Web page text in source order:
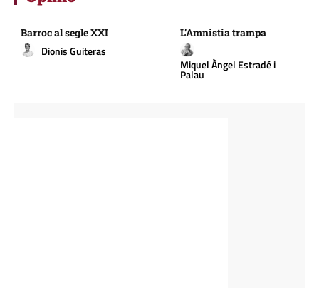
Barroc al segle XXI
Dionís Guiteras
L’Amnistia trampa
Miquel Àngel Estradé i
Palau